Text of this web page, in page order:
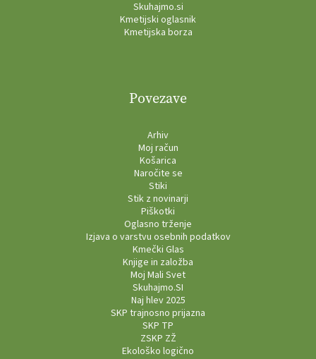
Skuhajmo.si
Kmetijski oglasnik
Kmetijska borza
Povezave
Arhiv
Moj račun
Košarica
Naročite se
Stiki
Stik z novinarji
Piškotki
Oglasno trženje
Izjava o varstvu osebnih podatkov
Kmečki Glas
Knjige in založba
Moj Mali Svet
Skuhajmo.SI
Naj hlev 2025
SKP trajnosno prijazna
SKP TP
ZSKP ZŽ
Ekološko logično